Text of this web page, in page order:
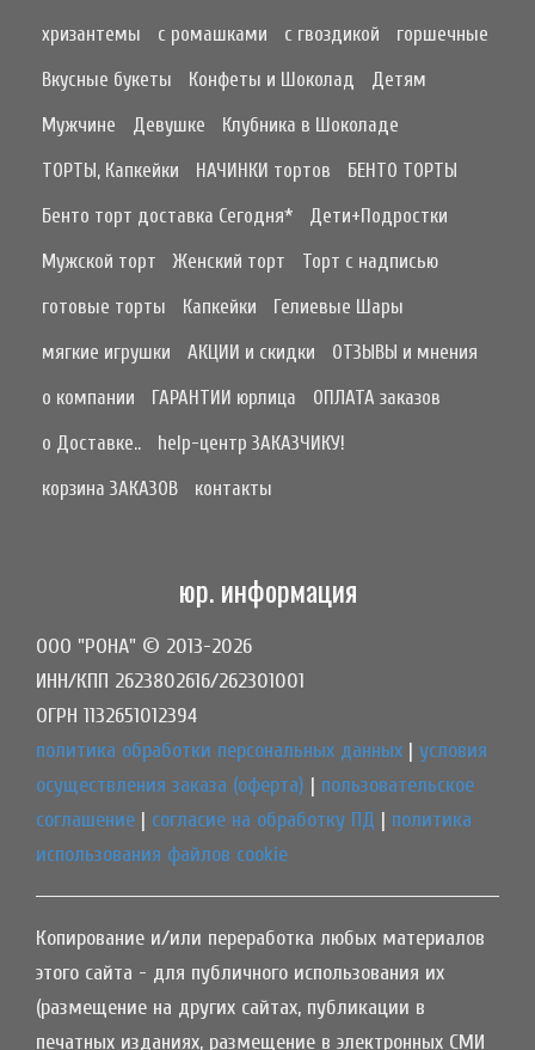
хризантемы
с ромашками с гвоздикой
горшечные
Вкусные букеты
Конфеты и Шоколад
Детям
Мужчине
Девушке
Клубника в Шоколаде
ТОРТЫ, Капкейки
НАЧИНКИ тортов
БЕНТО ТОРТЫ
Бенто торт доставка Сегодня*
Дети+Подростки
Мужской торт
Женский торт
Торт с надписью
готовые торты
Капкейки
Гелиевые Шары
мягкие игрушки
АКЦИИ и скидки
ОТЗЫВЫ и мнения
о компании
ГАРАНТИИ юрлица
ОПЛАТА заказов
о Доставке..
help-центр ЗАКАЗЧИКУ!
корзина ЗАКАЗОВ
контакты
юр. информация
ООО "РОНА" © 2013-2026
ИНН/КПП 2623802616/262301001
ОГРН 1132651012394
политика обработки персональных данных | условия
осуществления заказа (оферта) | пользовательское
соглашение | согласие на обработку ПД | политика
использования файлов cookie
Копирование и/или переработка любых материалов
этого сайта - для публичного использования их
(размещение на других сайтах, публикации в
печатных изданиях, размещение в электронных СМИ